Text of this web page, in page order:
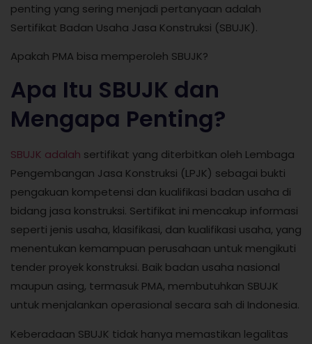
penting yang sering menjadi pertanyaan adalah
Sertifikat Badan Usaha Jasa Konstruksi (SBUJK).
Apakah PMA bisa memperoleh SBUJK?
Apa Itu SBUJK dan
Mengapa Penting?
SBUJK adalah sertifikat yang diterbitkan oleh Lembaga
Pengembangan Jasa Konstruksi (LPJK) sebagai bukti
pengakuan kompetensi dan kualifikasi badan usaha di
bidang jasa konstruksi. Sertifikat ini mencakup informasi
seperti jenis usaha, klasifikasi, dan kualifikasi usaha, yang
menentukan kemampuan perusahaan untuk mengikuti
tender proyek konstruksi. Baik badan usaha nasional
maupun asing, termasuk PMA, membutuhkan SBUJK
untuk menjalankan operasional secara sah di Indonesia.
Keberadaan SBUJK tidak hanya memastikan legalitas